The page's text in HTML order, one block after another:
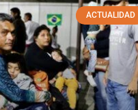
ACTUALIDAD